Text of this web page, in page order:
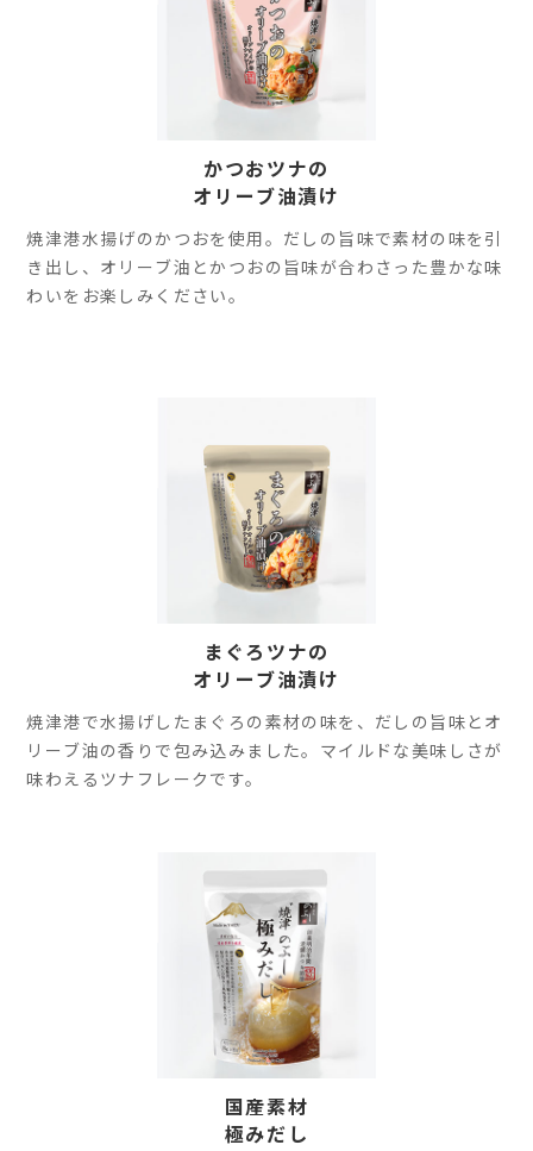
かつおツナの
オリーブ油漬け
焼津港水揚げのかつおを使用。だしの旨味で素材の味を引
き出し、オリーブ油とかつおの旨味が合わさった豊かな味
わいをお楽しみください。
まぐろツナの
オリーブ油漬け
焼津港で水揚げしたまぐろの素材の味を、だしの旨味とオ
リーブ油の香りで包み込みました。マイルドな美味しさが
味わえるツナフレークです。
国産素材
極みだし